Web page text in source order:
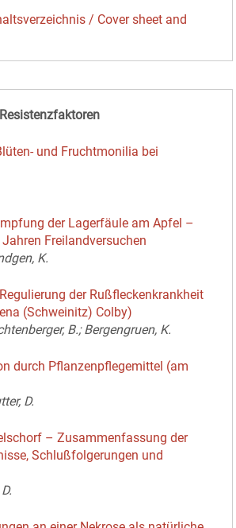
/ Cover sheet and
und Fruchtmonilia bei
der Lagerfäule am Apfel –
Freilandversuchen
K.
der Rußfleckenkrankheit
(Schweinitz) Colby)
B.; Bergengruen, K.
durch Pflanzenpflegemittel (am
D.
– Zusammenfassung der
Schlußfolgerungen und